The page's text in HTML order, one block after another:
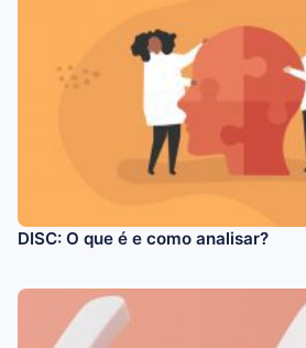
DISC: O que é e como analisar?